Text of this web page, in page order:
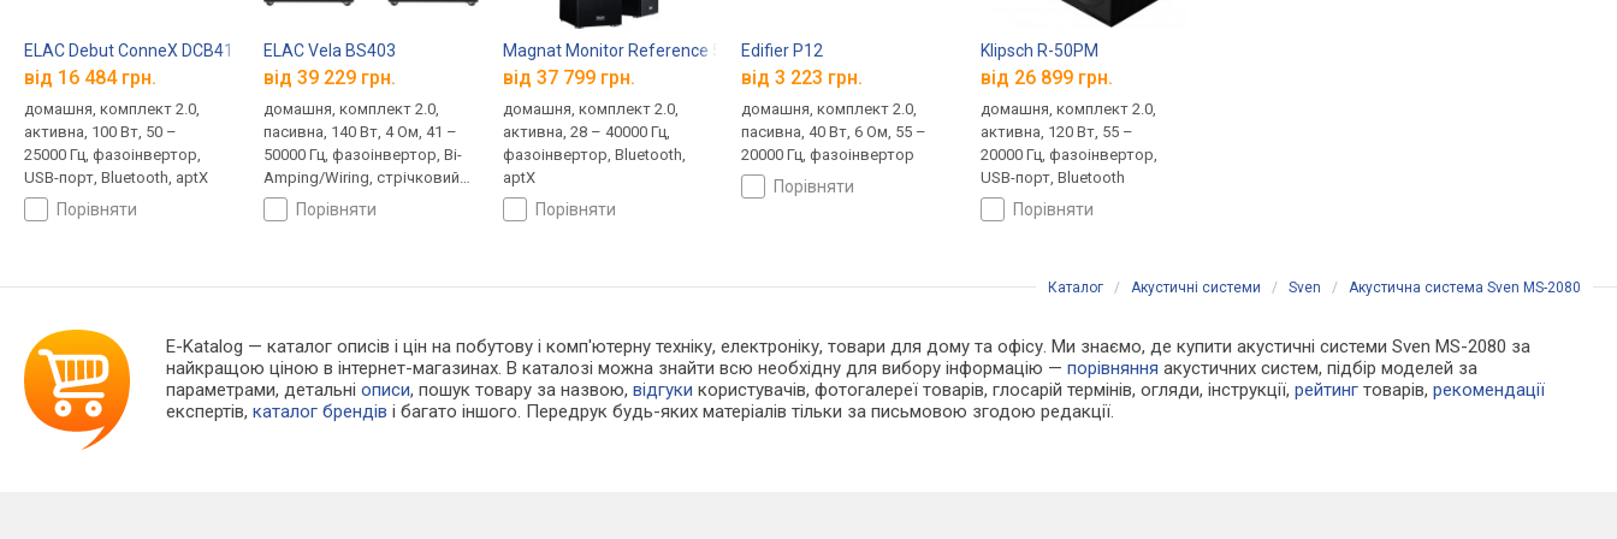
ELAC Debut ConneX DCB41
від 16 484 грн.
домашня, комплект 2.0,
активна, 100 Вт, 50 –
25000 Гц, фазоінвертор,
USB-порт, Bluetooth, aptX
порівняти
ELAC Vela BS403
від 39 229 грн.
домашня, комплект 2.0,
пасивна, 140 Вт, 4 Ом, 41 –
50000 Гц, фазоінвертор, Bi-
Amping/Wiring, стрічковий
випромінювач
порівняти
Magnat Monitor Reference 5A
від 37 799 грн.
домашня, комплект 2.0,
активна, 28 – 40000 Гц,
фазоінвертор, Bluetooth,
aptX
порівняти
Edifier P12
від 3 223 грн.
домашня, комплект 2.0,
пасивна, 40 Вт, 6 Ом, 55 –
20000 Гц, фазоінвертор
порівняти
Klipsch R-50PM
від 26 899 грн.
домашня, комплект 2.0,
активна, 120 Вт, 55 –
20000 Гц, фазоінвертор,
USB-порт, Bluetooth
порівняти
Каталог / Акустичні системи / Sven / Акустична система Sven MS-2080
E-Katalog — каталог описів і цін на побутову і комп'ютерну техніку, електроніку, товари для дому та офісу. Ми знаємо, де купити акустичні системи Sven MS-2080 за
найкращою ціною в інтернет-магазинах. В каталозі можна знайти всю необхідну для вибору інформацію —порівняння акустичних систем, підбір моделей за
параметрами, детальніописи, пошук товару за назвою,відгуки користувачів, фотогалереї товарів, глосарій термінів, огляди, інструкції,рейтинг товарів,рекомендації
експертів,каталог брендів і багато іншого. Передрук будь-яких матеріалів тільки за письмовою згодою редакції.